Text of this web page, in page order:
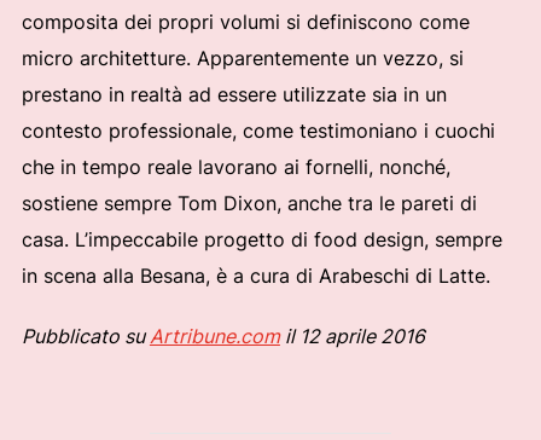
composita dei propri volumi si definiscono come
micro architetture. Apparentemente un vezzo, si
prestano in realtà ad essere utilizzate sia in un
contesto professionale, come testimoniano i cuochi
che in tempo reale lavorano ai fornelli, nonché,
sostiene sempre Tom Dixon, anche tra le pareti di
casa. L’impeccabile progetto di food design, sempre
in scena alla Besana, è a cura di Arabeschi di Latte.
Pubblicato suArtribune.comil 12 aprile 2016